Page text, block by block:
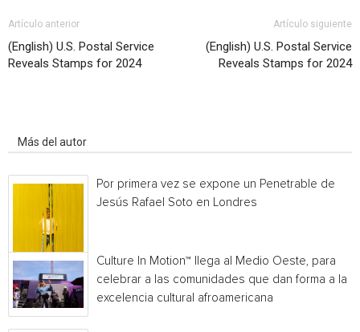
Artículo anterior
(English) U.S. Postal Service
Reveals Stamps for 2024
Artículo siguiente
(English) U.S. Postal Service
Reveals Stamps for 2024
Más del autor
Por primera vez se expone un Penetrable de
Jesús Rafael Soto en Londres
Culture In Motion™ llega al Medio Oeste, para
celebrar a las comunidades que dan forma a la
excelencia cultural afroamericana